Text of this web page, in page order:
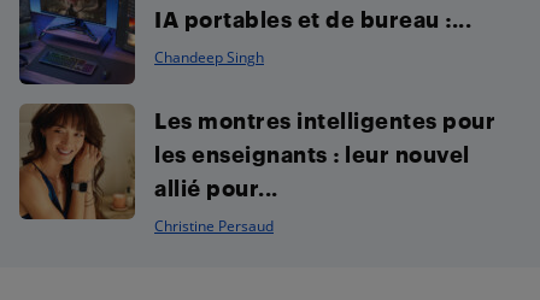
IA portables et de bureau :...
Chandeep Singh
Les montres intelligentes pour
les enseignants : leur nouvel
allié pour...
Christine Persaud